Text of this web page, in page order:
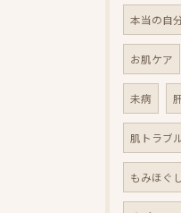
本当の自
お肌ケア
未病
肌トラブ
もみほぐ